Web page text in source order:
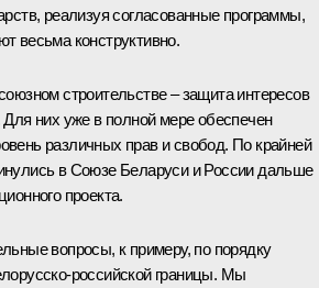
реализуя согласованные программы,
весьма конструктивно.
строительстве – защита интересов
них уже в полной мере обеспечен
различных прав и свобод. По крайней
в Союзе Беларуси и России дальше
проекта.
вопросы, к примеру, по порядку
российской границы. Мы